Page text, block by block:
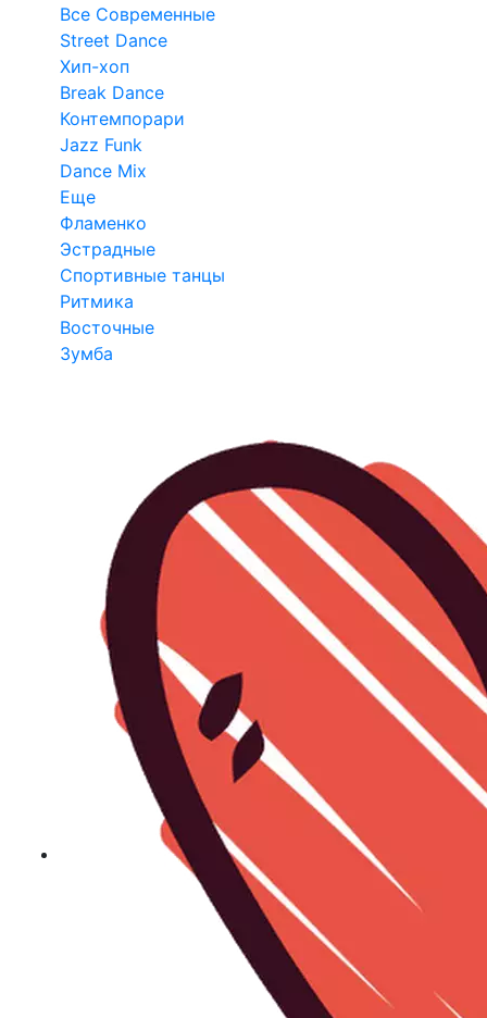
Все Современные
Street Dance
Хип-хоп
Break Dance
Контемпорари
Jazz Funk
Dance Mix
Еще
Фламенко
Эстрадные
Спортивные танцы
Ритмика
Восточные
Зумба